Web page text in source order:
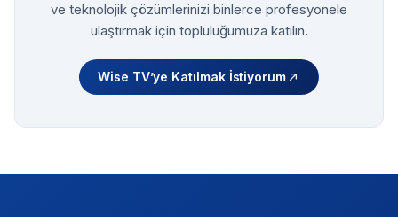
ve teknolojik çözümlerinizi binlerce profesyonele
ulaştırmak için topluluğumuza katılın.
Wise TV’ye Katılmak İstiyorum